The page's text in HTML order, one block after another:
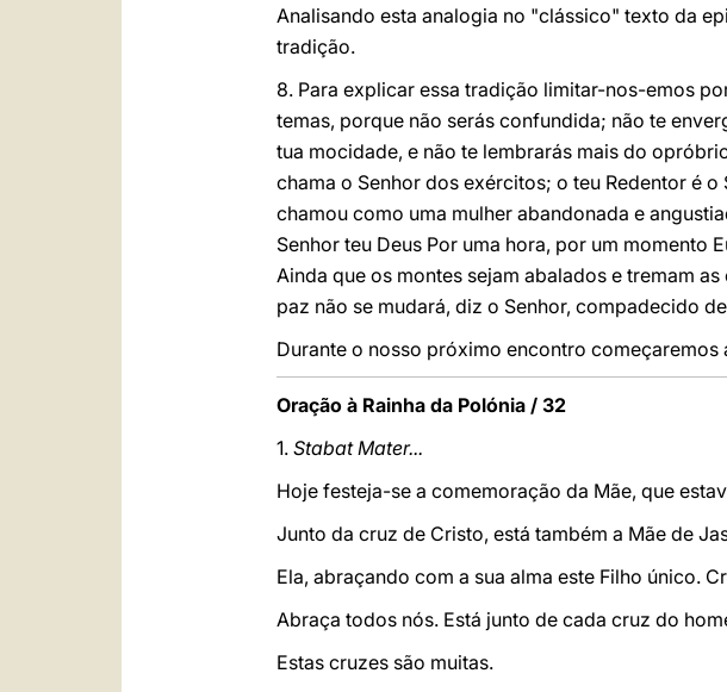
Analisando esta analogia no "clássico" texto da
tradição.
8. Para explicar essa tradição limitar-nos-emos
temas, porque não serás confundida; não te
tua mocidade, e não te lembrarás mais do
chama o Senhor dos exércitos; o teu Redentor é
chamou como uma mulher abandonada e
Senhor teu Deus Por uma hora, por um momento
Ainda que os montes sejam abalados e tremam
paz não se mudará, diz o Senhor, compadecido
Durante o nosso próximo encontro começaremos
Oração à Rainha da Polónia / 32
1. Stabat Mater...
Hoje festeja-se a comemoração da Mãe, que
Junto da cruz de Cristo, está também a Mãe de
Ela, abraçando com a sua alma este Filho único.
Abraça todos nós. Está junto de cada cruz do
Estas cruzes são muitas.